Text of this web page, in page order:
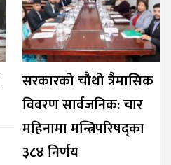
सरकारको चौथो त्रैमासिक
विवरण सार्वजनिक: चार
महिनामा मन्त्रिपरिषद्का
३८४ निर्णय